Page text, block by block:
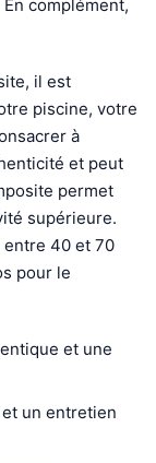
complément,
il est
piscine, votre
à
et peut
permet
supérieure.
entre 40 et 70
pour le
et une
un entretien